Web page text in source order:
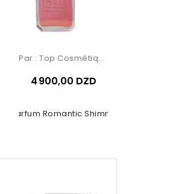
Parfum Romantic Shimmer 100ml
Par : Top Cosmétiques
4 900,00 DZD